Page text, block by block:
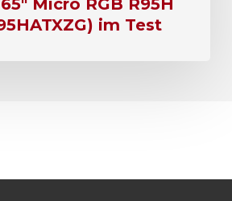
Micro RGB R95H
im Test